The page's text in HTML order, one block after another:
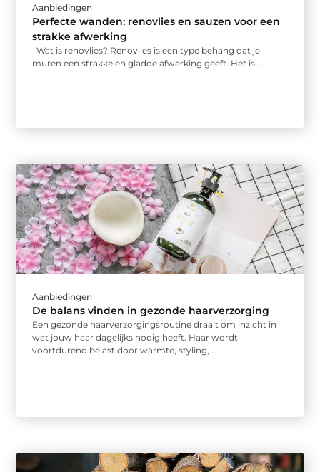
Aanbiedingen
Perfecte wanden: renovlies en sauzen voor een
strakke afwerking
Wat is renovlies? Renovlies is een type behang dat je
muren een strakke en gladde afwerking geeft. Het is ...
Aanbiedingen
De balans vinden in gezonde haarverzorging
Een gezonde haarverzorgingsroutine draait om inzicht in
wat jouw haar dagelijks nodig heeft. Haar wordt
voortdurend belast door warmte, styling, ...